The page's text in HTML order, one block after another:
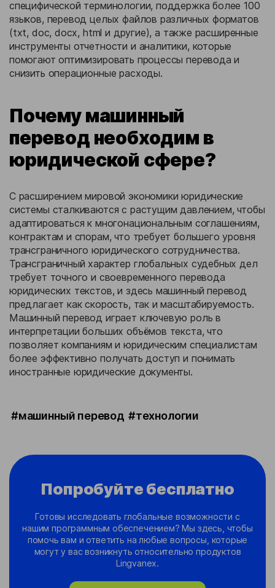
специфической терминологии, поддержка более 100
языков, перевод целых файлов различных форматов
(txt, doc, docx, html и другие), а также расширенные
инструменты отчетности и аналитики, которые
помогают оптимизировать процессы перевода и
снизить операционные расходы.
Почему машинный
перевод необходим в
юридической сфере?
С расширением мировой экономики юридические
системы сталкиваются с растущим давлением, чтобы
адаптироваться к многонациональным соглашениям,
контрактам и спорам, что требует большего уровня
трансграничного юридического сотрудничества.
Трансграничный характер глобальных судебных дел
требует точного и своевременного перевода
юридических текстов, и здесь машинный перевод
предлагает как скорость, так и масштабируемость.
Машинный перевод играет ключевую роль в
интерпретации больших объёмов текста, что
позволяет компаниям и юридическим специалистам
более эффективно получать доступ и понимать
иностранные юридические документы.
#машинный перевод #технологии
Попробуйте бесплатно
Готовы исследовать глобальные возможности с
нашим программным обеспечением? Мы здесь, чтобы
помочь вам и ответить на любые вопросы, которые
могут у вас возникнуть относительно продуктов
Lingvanex.